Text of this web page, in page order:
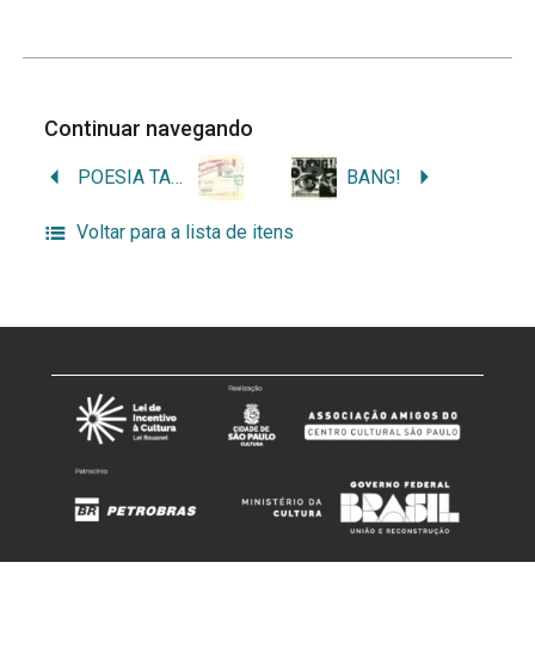
Continuar navegando
POESIA TAMBÉM DÁ DIVIDENDOS!! BANG!
Voltar para a lista de itens